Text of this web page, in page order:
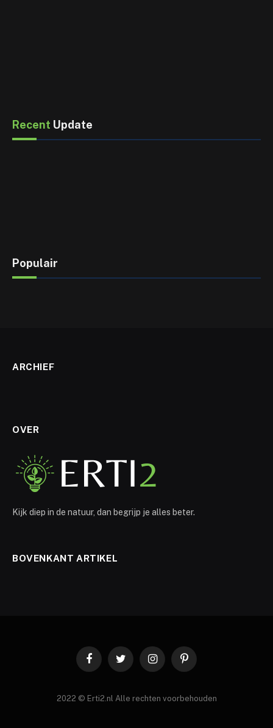
Recent Update
Populair
ARCHIEF
OVER
Kijk diep in de natuur, dan begrijp je alles beter.
BOVENKANT ARTIKEL
FacebookTwitter InstagramPinterest
2022 © Erti2.nl Alle rechten voorbehouden